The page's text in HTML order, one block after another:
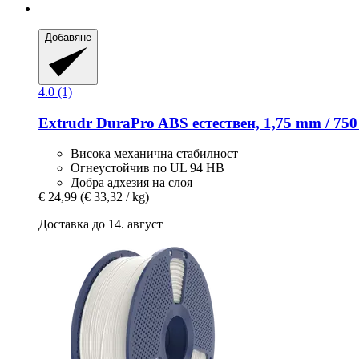
Добавяне
4.0 (1)
Extrudr DuraPro ABS естествен, 1,75 mm /
Висока механична стабилност
Огнеустойчив по UL 94 HB
Добра адхезия на слоя
€ 24,99 (€ 33,32 / kg)
Доставка до 14. август